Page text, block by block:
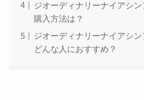
ジオーディナリーナイアシ
購入方法は？
ジオーディナリーナイアシ
どんな人におすすめ？